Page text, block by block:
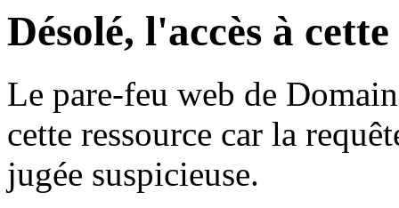
Désolé, l'accès à
Le pare-feu web de
cette ressource car la
jugée suspicieuse.